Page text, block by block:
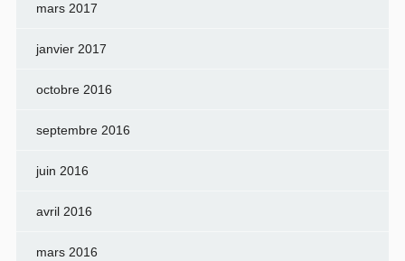
mars 2017
janvier 2017
octobre 2016
septembre 2016
juin 2016
avril 2016
mars 2016